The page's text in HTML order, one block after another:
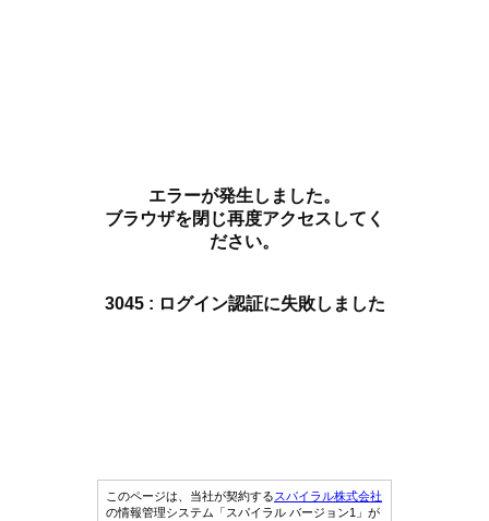
エラーが発生しました。
ブラウザを閉じ再度アクセスしてく
ださい。
3045 : ログイン認証に失敗しました
このページは、当社が契約するスパイラル株式会社
の情報管理システム「スパイラル バージョン1」が